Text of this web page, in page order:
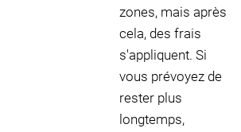
zones, mais après
cela, des frais
s'appliquent. Si
vous prévoyez de
rester plus
longtemps,